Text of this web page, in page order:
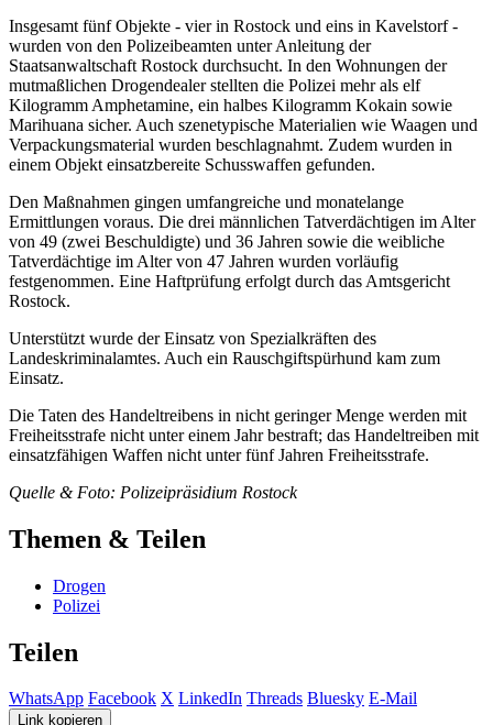
Insgesamt fünf Objekte - vier in Rostock und eins in Kavelstorf -
wurden von den Polizeibeamten unter Anleitung der
Staatsanwaltschaft Rostock durchsucht. In den Wohnungen der
mutmaßlichen Drogendealer stellten die Polizei mehr als elf
Kilogramm Amphetamine, ein halbes Kilogramm Kokain sowie
Marihuana sicher. Auch szenetypische Materialien wie Waagen und
Verpackungsmaterial wurden beschlagnahmt. Zudem wurden in
einem Objekt einsatzbereite Schusswaffen gefunden.
Den Maßnahmen gingen umfangreiche und monatelange
Ermittlungen voraus. Die drei männlichen Tatverdächtigen im Alter
von 49 (zwei Beschuldigte) und 36 Jahren sowie die weibliche
Tatverdächtige im Alter von 47 Jahren wurden vorläufig
festgenommen. Eine Haftprüfung erfolgt durch das Amtsgericht
Rostock.
Unterstützt wurde der Einsatz von Spezialkräften des
Landeskriminalamtes. Auch ein Rauschgiftspürhund kam zum
Einsatz.
Die Taten des Handeltreibens in nicht geringer Menge werden mit
Freiheitsstrafe nicht unter einem Jahr bestraft; das Handeltreiben mit
einsatzfähigen Waffen nicht unter fünf Jahren Freiheitsstrafe.
Quelle & Foto: Polizeipräsidium Rostock
Themen & Teilen
Drogen
Polizei
Teilen
WhatsApp Facebook X LinkedIn Threads Bluesky E-Mail
Link kopieren